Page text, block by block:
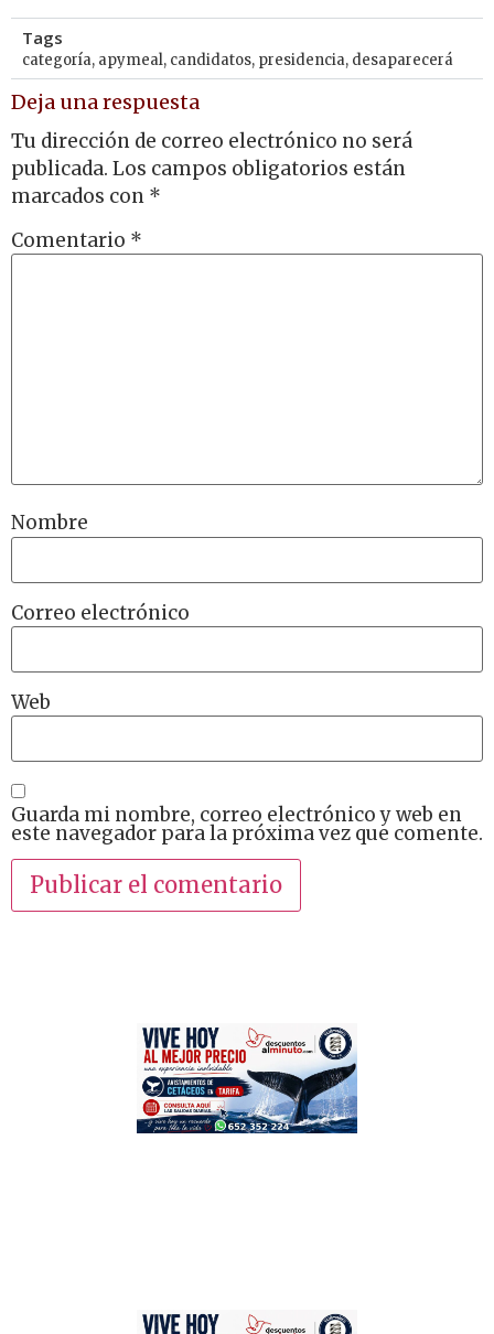
Tags
categoría, apymeal, candidatos, presidencia, desaparecerá
Deja una respuesta
Tu dirección de correo electrónico no será
publicada. Los campos obligatorios están
marcados con *
Comentario *
Nombre
Correo electrónico
Web
Guarda mi nombre, correo electrónico y web en
este navegador para la próxima vez que comente.